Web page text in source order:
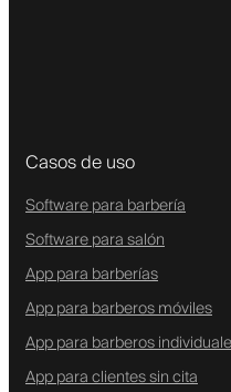
Casos de uso
Software para barbería
Software para salón
App para barberías
App para barberos móviles
App para barberos
App para clientes sin cita